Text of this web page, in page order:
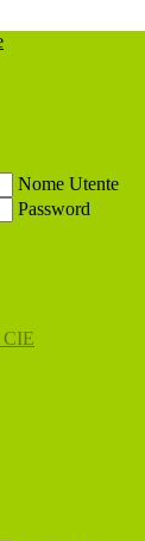
Nome Utente
Password
CIE